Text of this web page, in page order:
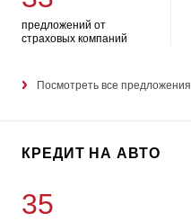
предложений от
страховых компаний
Посмотреть все предложения
КРЕДИТ НА АВТО
35